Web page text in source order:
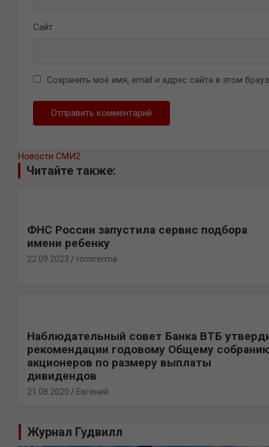
Сайт
Сохранить моё имя, email и адрес сайта в этом
Новости СМИ2
Читайте также:
ФНС России запустила сервис подбора
имени ребенку
22.09.2023 romirerma
Наблюдательный совет Банка ВТБ
рекомендации годовому Общему
акционеров по размеру выплаты
дивидендов
21.08.2020 Евгений
Журнал Гудвилл